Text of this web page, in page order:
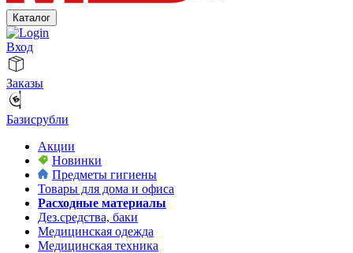
Каталог
Вход
Заказы
Базисрубли
Акции
Новинки
Предметы гигиены
Товары для дома и офиса
Расходные материалы
Дез.средства, баки
Медицинская одежда
Медицинская техника